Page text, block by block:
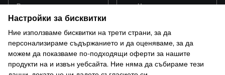
Видове и цена за транспорт Начини на плащане
Система за лоялни клиенти Монтаж и поддръжка
Рекламации и гаранция
Настройки за бисквитки
Ние използваме бисквитки на трети страни, за да
персонализираме съдържанието и да оценяваме, за да
можем да показваме по-подходящи оферти за нашите
продукти на и извън уебсайта. Ние няма да събираме тези